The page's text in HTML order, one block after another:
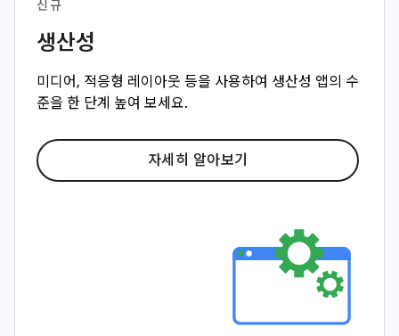
신규
생산성
미디어, 적응형 레이아웃 등을 사용하여 생산성 앱의 수
준을 한 단계 높여 보세요.
자세히 알아보기